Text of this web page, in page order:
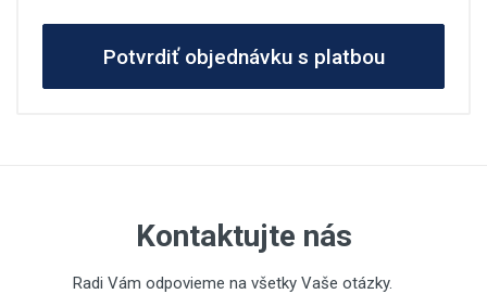
Potvrdiť objednávku s platbou
Kontaktujte nás
Radi Vám odpovieme na všetky Vaše otázky.